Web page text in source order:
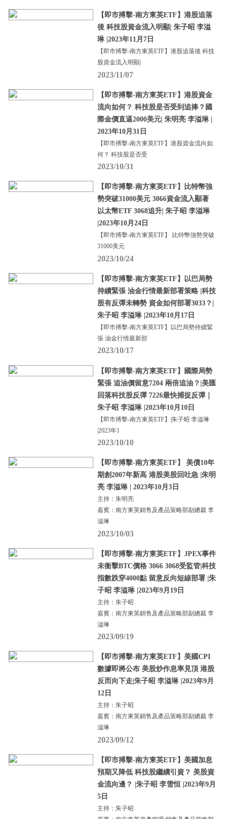
【即市搏擊-南方東英ETF】港股追落
後 科技股資金流入明顯| 朱子昭 李溢
琳 |2023年11月7日
【即市搏擊-南方東英ETF】港股追落後 科技
股資金流入明顯|
2023/11/07
【即市搏擊-南方東英ETF】港股資金
流向如何？ 科技股是否受到追捧？國
際金價直逼2000美元| 朱明亮 李溢琳 |
2023年10月31日
【即市搏擊-南方東英ETF】港股資金流向如
何？ 科技股是否受
2023/10/31
【即市搏擊-南方東英ETF】比特幣強
勢突破31000美元 3066資金流入顯著
以太幣ETF 3068追升| 朱子昭 李溢琳
|2023年10月24日
【即市搏擊-南方東英ETF】 比特幣強勢突破
31000美元
2023/10/24
【即市搏擊-南方東英ETF】以巴局勢
持續緊張 油金行情最新部署策略 |科技
股有反彈未轉勢 資金如何部署3033？|
朱子昭 李溢琳 |2023年10月17日
【即市搏擊-南方東英ETF】以巴局勢持續緊
張 油金行情最新部
2023/10/17
【即市搏擊-南方東英ETF】國際局勢
緊張 追油價留意7204 兩倍追油？|美匯
回落科技股反彈 7226最快捕捉反彈｜
朱子昭 李溢琳 |2023年10月10日
【即市搏擊-南方東英ETF】|朱子昭 李溢琳
|2023年1
2023/10/10
【即市搏擊-南方東英ETF】 美債10年
期創2007年新高 港股美股回吐急 |朱明
亮 李溢琳 | 2023年10月3日
主持：朱明亮
嘉賓：南方東英銷售及產品策略部副總裁 李
溢琳
2023/10/03
【即市搏擊-南方東英ETF】JPEX事件
未衝擊BTC價格 3066 3068受監管|科技
指數跌穿4000點 留意反向短線部署 |朱
子昭 李溢琳 |2023年9月19日
主持：朱子昭
嘉賓：南方東英銷售及產品策略部副總裁 李
溢琳
2023/09/19
【即市搏擊-南方東英ETF】美國CPI
數據即將公布 美股炒作息率見頂 港股
反而向下走|朱子昭 李溢琳 |2023年9月
12日
主持：朱子昭
嘉賓：南方東英銷售及產品策略部副總裁 李
溢琳
2023/09/12
【即市搏擊-南方東英ETF】美國加息
預期又降低 科技股繼續引資？ 美股資
金流向邊？ |朱子昭 李雪恒 |2023年9月
5日
主持：朱子昭